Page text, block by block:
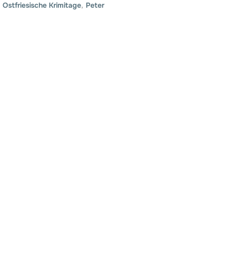
Ostfriesische Krimitage, Peter